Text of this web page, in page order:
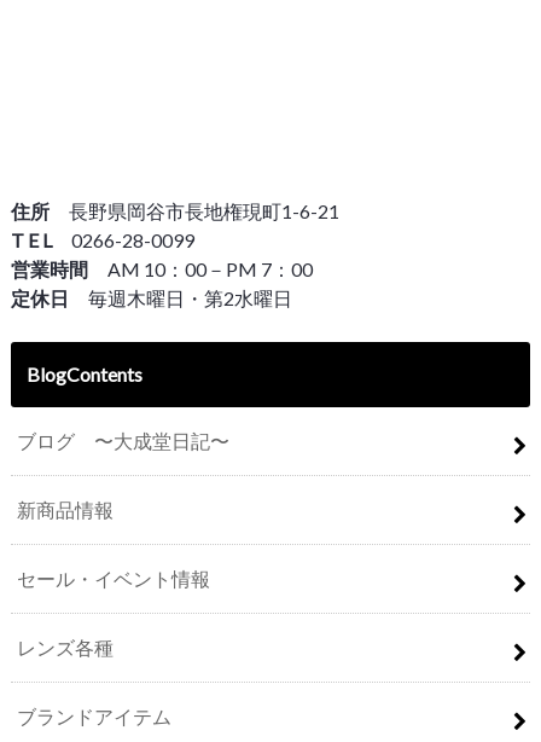
住所 長野県岡谷市長地権現町1-6-21
T E L 0266-28-0099
営業時間 AM 10：00－PM 7：00
定休日
毎週木曜日・第2水曜日
BlogContents
ブログ 〜大成堂日記〜
新商品情報
セール・イベント情報
レンズ各種
ブランドアイテム